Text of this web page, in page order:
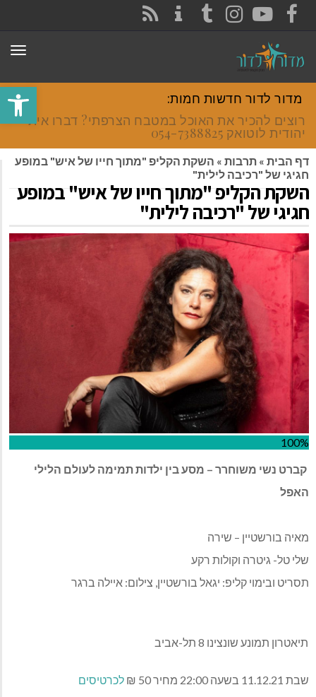
פתח
FACEBOOK
YOUTUBE
INSTAGRAM
TUMBLR
מדור לדור חדשות חמות:
רוצים להכיר את האוכל במטבח הצרפתי? דברו איתי
יהודית לוטואק 054-7388825.
דף הבית » תרבות » השקת הקליפ "מתוך חייו של איש" במופע
חגיגי של "רכיבה לילית"
השקת הקליפ "מתוך חייו של איש" במופע
חגיגי של "רכיבה לילית"
100%
קברט נשי משוחרר – מסע בין ילדות תמימה לעולם הלילי
האפל
מאיה בורשטיין – שירה
שלי טל- גיטרה וקולות רקע
תסריט ובימוי קליפ: יגאל בורשטיין, צילום: איילה ברגר
תיאטרון תמונע שונצינו 8 תל-אביב
שבת 11.12.21 בשעה 22:00 מחיר 50 ₪ לכרטיסים